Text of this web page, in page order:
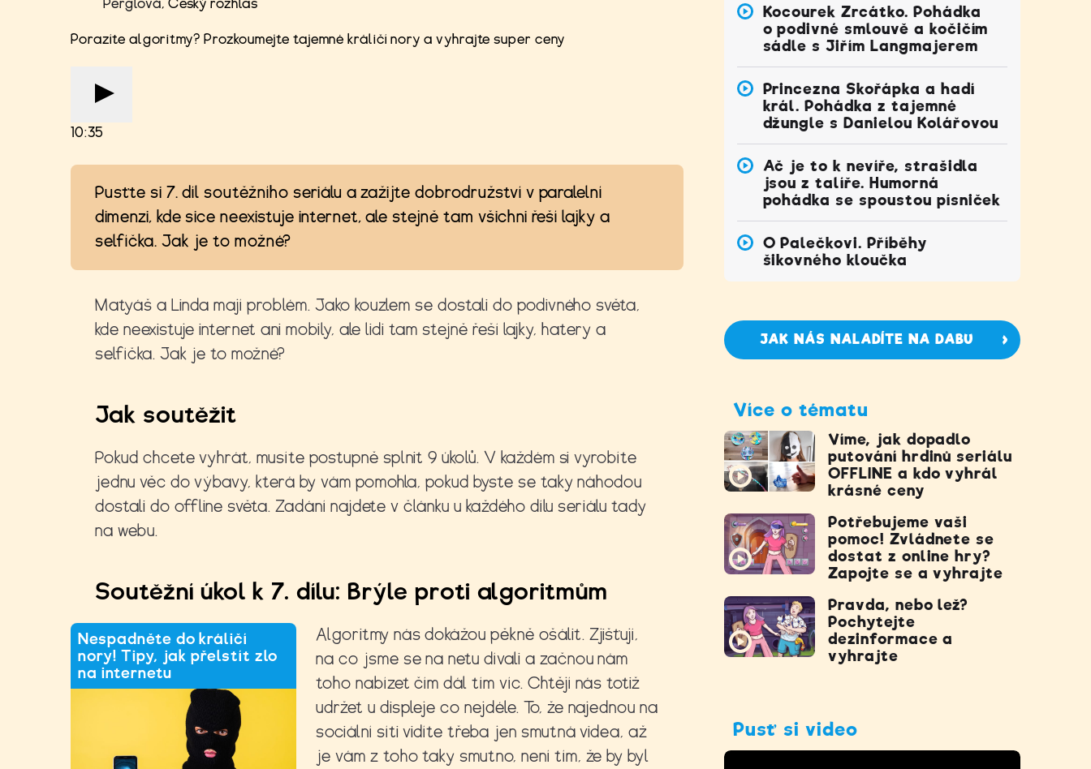
Perglová, Český rozhlas
Porazíte algoritmy? Prozkoumejte tajemné králičí nory a vyhrajte super ceny
10:35
Pusťte si 7. díl soutěžního seriálu a zažijte dobrodružství v paralelní
dimenzi, kde sice neexistuje internet, ale stejně tam všichni řeší lajky a
selfíčka. Jak je to možné?
Matyáš a Linda mají problém. Jako kouzlem se dostali do podivného světa,
kde neexistuje internet ani mobily, ale lidi tam stejně řeší lajky, hatery a
selfíčka. Jak je to možné?
Jak soutěžit
Pokud chcete vyhrát, musíte postupně splnit 9 úkolů. V každém si vyrobíte
jednu věc do výbavy, která by vám pomohla, pokud byste se taky náhodou
dostali do offline světa. Zadání najdete v článku u každého dílu seriálu tady
na webu.
Soutěžní úkol k 7. dílu: Brýle proti algoritmům
Nespadněte do králičí
nory! Tipy, jak přelstít zlo
na internetu
Algoritmy nás dokážou pěkně ošálit. Zjišťují,
na co jsme se na netu dívali a začnou nám
toho nabízet čím dál tím víc. Chtějí nás totiž
udržet u displeje co nejdéle. To, že najednou na
sociální síti vidíte třeba jen smutná videa, až
je vám z toho taky smutno, není tím, že by byl
Kocourek Zrcátko. Pohádka
o podivné smlouvě a kočičím
sádle s Jiřím Langmajerem
Princezna Skořápka a hadí
král. Pohádka z tajemné
džungle s Danielou Kolářovou
Ač je to k nevíře, strašidla
jsou z talíře. Humorná
pohádka se spoustou písniček
O Palečkovi. Příběhy
šikovného kloučka
JAK NÁS NALADÍTE NA DABU
Více o tématu
Víme, jak dopadlo
putování hrdinů seriálu
OFFLINE a kdo vyhrál
krásné ceny
Potřebujeme vaši
pomoc! Zvládnete se
dostat z online hry?
Zapojte se a vyhrajte
Pravda, nebo lež?
Pochytejte
dezinformace a
vyhrajte
Pusť si video